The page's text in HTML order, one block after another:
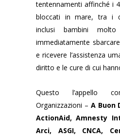
tentennamenti affinché i
bloccati in mare, tra i
inclusi bambini molto
immediatamente
e ricevere l’assistenza
diritto e le cure di cui
Questo l’appello
Organizzazioni – A Buon
ActionAid, Amnesty
Arci, ASGI, CNCA,